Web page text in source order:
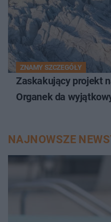
ZNAMY SZCZEGÓŁY
Zaskakujący projekt
Organek da
NAJNOWSZE